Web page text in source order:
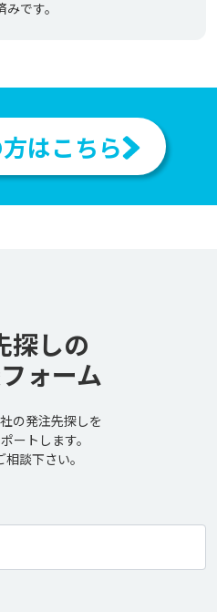
です。
はこちら
探しの
ォーム
の発注先探しを
ートします。
談下さい。